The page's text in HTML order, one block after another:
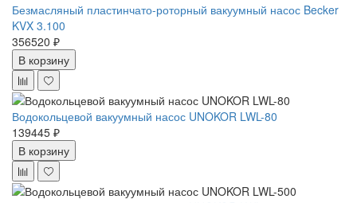
Безмасляный пластинчато-роторный вакуумный насос Becker
KVX 3.100
356520 ₽
В корзину
Водокольцевой вакуумный насос UNOKOR LWL-80
139445 ₽
В корзину